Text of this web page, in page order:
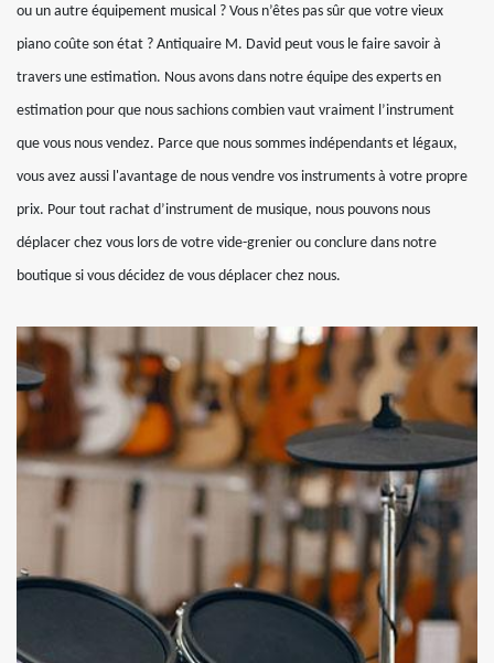
ou un autre équipement musical ? Vous n’êtes pas sûr que votre vieux
piano coûte son état ? Antiquaire M. David peut vous le faire savoir à
travers une estimation. Nous avons dans notre équipe des experts en
estimation pour que nous sachions combien vaut vraiment l’instrument
que vous nous vendez. Parce que nous sommes indépendants et légaux,
vous avez aussi l'avantage de nous vendre vos instruments à votre propre
prix. Pour tout rachat d’instrument de musique, nous pouvons nous
déplacer chez vous lors de votre vide-grenier ou conclure dans notre
boutique si vous décidez de vous déplacer chez nous.